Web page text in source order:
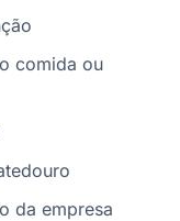
comida ou
da empresa